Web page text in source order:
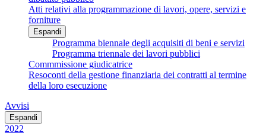
Atti relativi alla programmazione di lavori, opere, servizi e
forniture
Espandi
Programma biennale degli acquisiti di beni e servizi
Programma triennale dei lavori pubblici
Commmissione giudicatrice
Resoconti della gestione finanziaria dei contratti al termine
della loro esecuzione
Avvisi
Espandi
2022